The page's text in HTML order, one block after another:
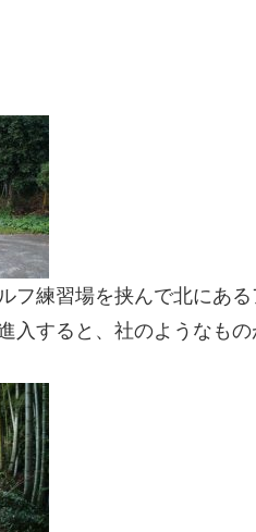
フ練習場を挟んで北にあ
入すると、社のようなも